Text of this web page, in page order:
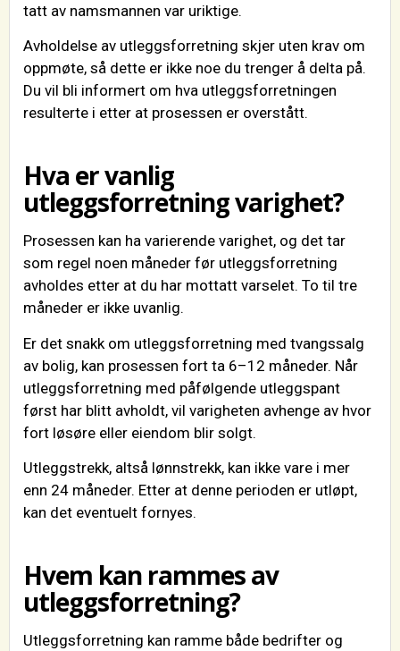
tatt av namsmannen var uriktige.
Avholdelse av utleggsforretning skjer uten krav om
oppmøte, så dette er ikke noe du trenger å delta på.
Du vil bli informert om hva utleggsforretningen
resulterte i etter at prosessen er overstått.
Hva er vanlig
utleggsforretning varighet?
Prosessen kan ha varierende varighet, og det tar
som regel noen måneder før utleggsforretning
avholdes etter at du har mottatt varselet. To til tre
måneder er ikke uvanlig.
Er det snakk om utleggsforretning med tvangssalg
av bolig, kan prosessen fort ta 6–12 måneder. Når
utleggsforretning med påfølgende utleggspant
først har blitt avholdt, vil varigheten avhenge av hvor
fort løsøre eller eiendom blir solgt.
Utleggstrekk, altså lønnstrekk, kan ikke vare i mer
enn 24 måneder. Etter at denne perioden er utløpt,
kan det eventuelt fornyes.
Hvem kan rammes av
utleggsforretning?
Utleggsforretning kan ramme både bedrifter og